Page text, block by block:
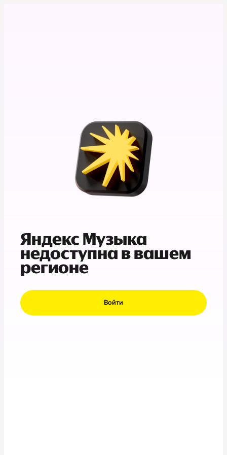
Яндекс Музыка
недоступна в вашем
регионе
Войти